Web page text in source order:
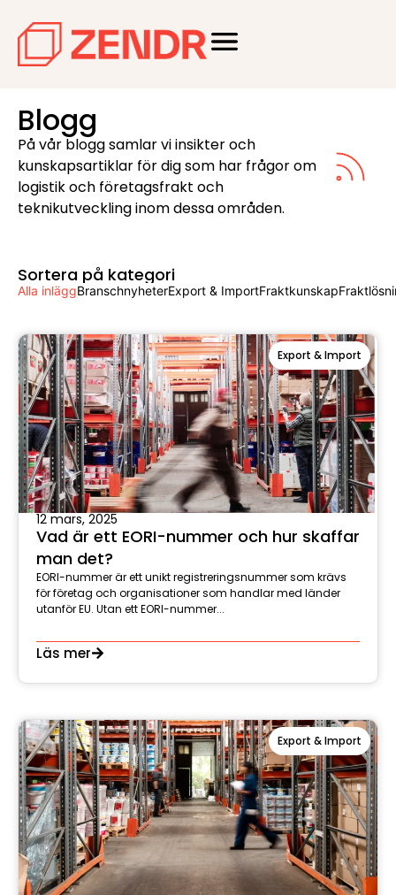
Blogg
På vår blogg samlar vi insikter och
kunskapsartiklar för dig som har frågor om
logistik och företagsfrakt och
teknikutveckling inom dessa områden.
Sortera på kategori
BranschnyheterExport & ImportFraktkunskap
Alla inlägg
Export & Import
12 mars, 2025
Vad är ett EORI-nummer och hur skaffar
man det?
EORI-nummer är ett unikt registreringsnummer som krävs
för företag och organisationer som handlar med länder
utanför EU. Utan ett EORI-nummer...
Läs mer
Export & Import